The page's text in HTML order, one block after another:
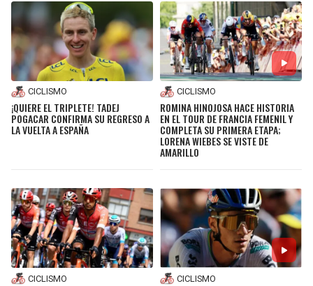
CICLISMO
¡QUIERE EL TRIPLETE! TADEJ
POGACAR CONFIRMA SU REGRESO A
LA VUELTA A ESPAÑA
CICLISMO
ROMINA HINOJOSA HACE HISTORIA
EN EL TOUR DE FRANCIA FEMENIL Y
COMPLETA SU PRIMERA ETAPA;
LORENA WIEBES SE VISTE DE
AMARILLO
CICLISMO CICLISMO